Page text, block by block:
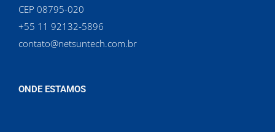
CEP 08795-020
‪+55 11 92132‑5896‬
contato@netsuntech.com.br
ONDE ESTAMOS